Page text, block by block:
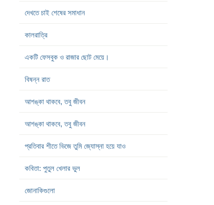
দেখতে চাই শেষের সমাধান
কালরাত্রি
একটি ফেসবুক ও রাজার ছোট মেয়ে।
বিষন্ন রাত
আশঙ্কা থাকবে, তবু জীবন
আশঙ্কা থাকবে, তবু জীবন
প্রতিবার শীতে ভিজে তুমি জ্যোস্না হয়ে যাও
কবিতা: পুতুল খেলার ভুল
জোনাকিগুলো